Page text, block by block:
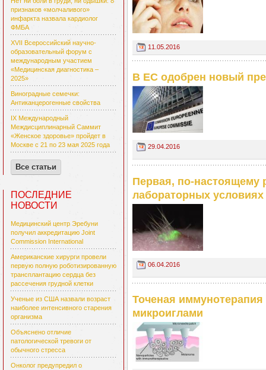
признаков «молчаливого»
инфаркта назвала кардиолог
ФМБА
XVII Всероссийский научно-
образовательный форум с
международным участием
«Медицинская диагностика –
2025»
Виноградные семечки:
Антиканцерогенные свойства
IX Международный
Междисциплинарный Саммит
«Женское здоровье» пройдет в
Москве с 21 по 23 мая 2025 года
Все статьи
ПОСЛЕДНИЕ
НОВОСТИ
Медицинский центр Эребуни
получил аккредитацию Joint
Commission International
Американские хирурги провели
первую полную роботизированную
трансплантацию сердца без
рассечения грудной клетки
Ученые из США назвали возраст
наиболее интенсивного старения
организма
Объяснено отличие
патологической тревоги от
обычного стресса
Онколог предупредил о
11.05.2016
В ЕС одобрен новый
29.04.2016
Первая, по-настоящему
лабораторных условиях
06.04.2016
Точеная
микроиглами